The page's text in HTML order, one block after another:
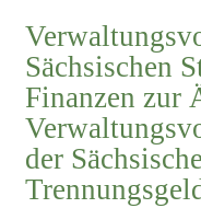
Sächsischen
Finanzen zur
der